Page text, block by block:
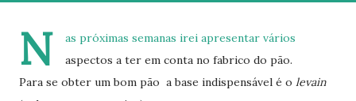
N
as próximas semanas irei apresentar vários
aspectos a ter em conta no fabrico do pão.
Para se obter um bom pão a base indispensável é o levain